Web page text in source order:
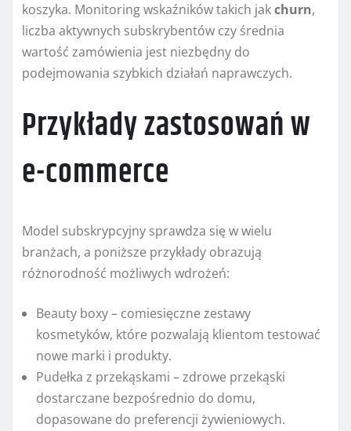
koszyka. Monitoring wskaźników takich jakchurn,
liczba aktywnych subskrybentów czy średnia
wartość zamówienia jest niezbędny do
podejmowania szybkich działań naprawczych.
Przykłady zastosowań w
e-commerce
Model subskrypcyjny sprawdza się w wielu
branżach, a poniższe przykłady obrazują
różnorodność możliwych wdrożeń:
Beauty boxy – comiesięczne zestawy
kosmetyków, które pozwalają klientom testować
nowe marki i produkty.
Pudełka z przekąskami – zdrowe przekąski
dostarczane bezpośrednio do domu,
dopasowane do preferencji żywieniowych.